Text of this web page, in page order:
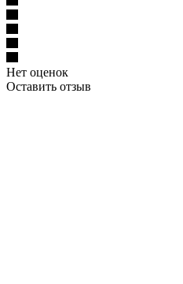
Нет оценок
Оставить отзыв